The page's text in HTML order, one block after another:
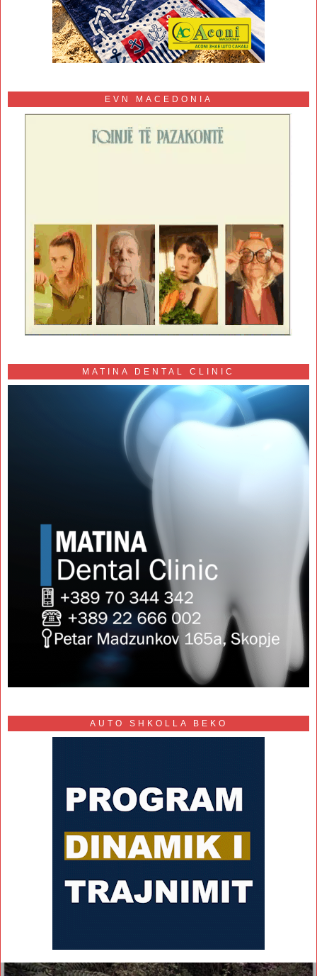
EVN MACEDONIA
MATINA DENTAL CLINIC
AUTO SHKOLLA BEKO